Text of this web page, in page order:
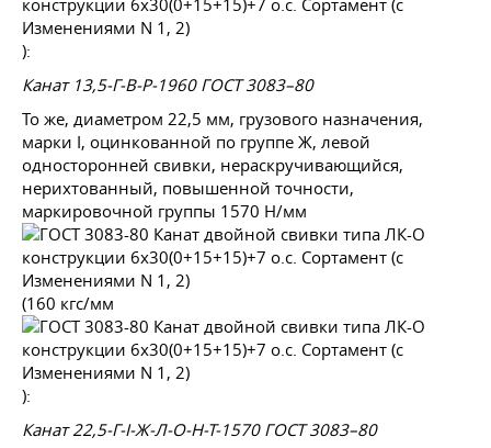
):
Канат 13,5-Г-В-Р-1960 ГОСТ 3083–80
То же, диаметром 22,5 мм, грузового назначения,
марки I, оцинкованной по группе Ж, левой
односторонней свивки, нераскручивающийся,
нерихтованный, повышенной точности,
маркировочной группы 1570 Н/мм
(160 кгс/мм
):
Канат 22,5-Г-I-Ж-Л-О-Н-Т-1570 ГОСТ 3083–80